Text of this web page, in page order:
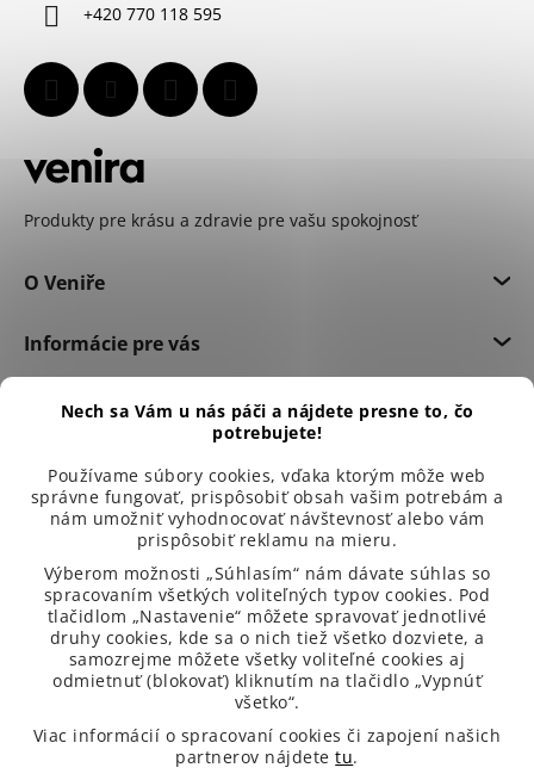
Nech sa Vám u nás páči a nájdete presne to, čo
potrebujete!
Používame súbory cookies, vďaka ktorým môže web
správne fungovať, prispôsobiť obsah vašim potrebám a
nám umožniť vyhodnocovať návštevnosť alebo vám
prispôsobiť reklamu na mieru.
Výberom možnosti „Súhlasím“ nám dávate súhlas so
spracovaním všetkých voliteľných typov cookies. Pod
tlačidlom „Nastavenie“ môžete spravovať jednotlivé
druhy cookies, kde sa o nich tiež všetko dozviete, a
samozrejme môžete všetky voliteľné cookies aj
odmietnuť (blokovať) kliknutím na tlačidlo „Vypnúť
všetko“.
Viac informácií o spracovaní cookies či zapojení našich
partnerov nájdetetu.
+420 770 118 595
Produkty pre krásu a zdravie pre vašu spokojnosť
O Veniře
Informácie pre vás
Dôležité informácie
99 % spokojených zákazníků